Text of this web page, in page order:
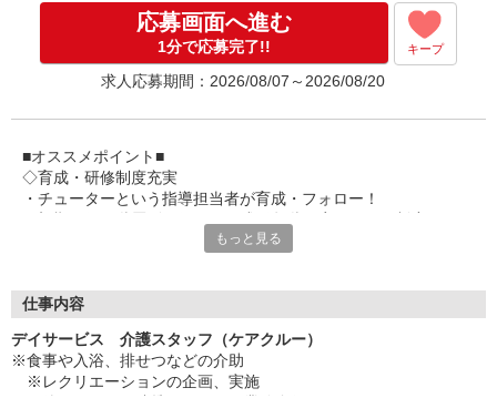
応募画面へ進む
1分で応募完了!! キープ
求人応募期間：2026/08/07～2026/08/20
■オススメポイント■
◇育成・研修制度充実
・チューターという指導担当者が育成・フォロー！
・キャリアアップ支援制度を活用して働きながら資格取得が可能
・ツクイ独自の福祉厚生制度でプライベートも充実
・子育て支援の福利厚生制度あり！子育てと仕事の両立を応援◎
・スタッフ何でも相談窓口やライフキャリア相談など、各相談窓
口あり
もっと見る
仕事内容
デイサービス 介護スタッフ（ケアクルー）
※食事や入浴、排せつなどの介助
※レクリエーションの企画、実施